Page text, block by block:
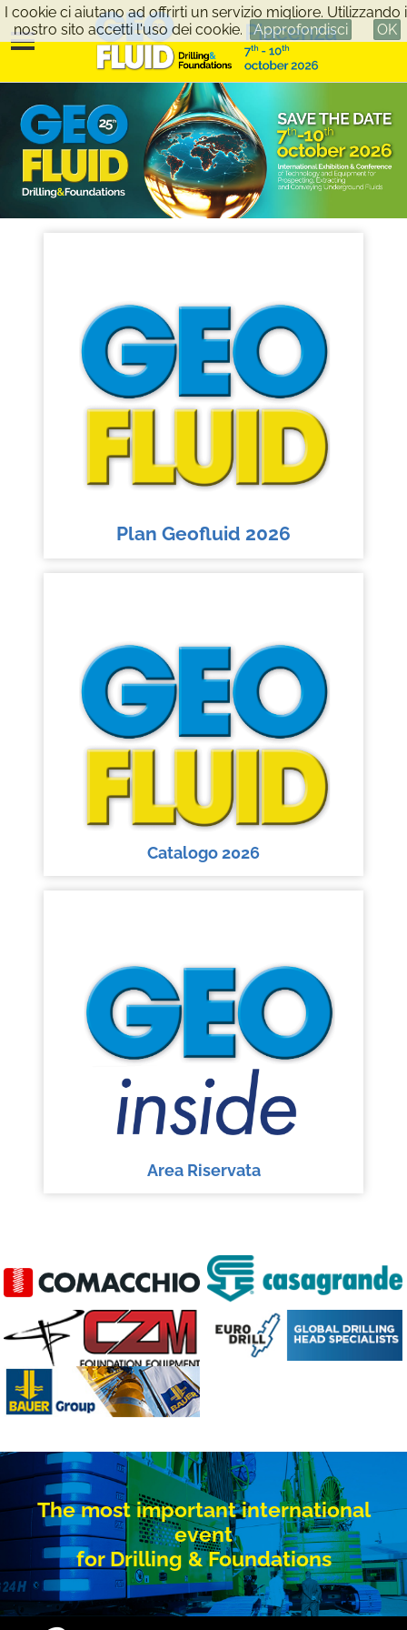
Plan Geofluid 2026
Catalogo 2026
Area Riservata
The most important international
event
for Drilling & Foundations
I cookie ci aiutano ad offrirti un servizio migliore. Utilizzando
nostro sito accetti l'uso dei cookie.
Approfondisci OK